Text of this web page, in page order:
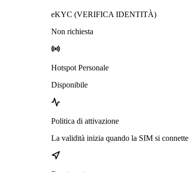
eKYC (VERIFICA IDENTITÀ)
Non richiesta
Hotspot Personale
Disponibile
Politica di attivazione
La validità inizia quando la SIM si